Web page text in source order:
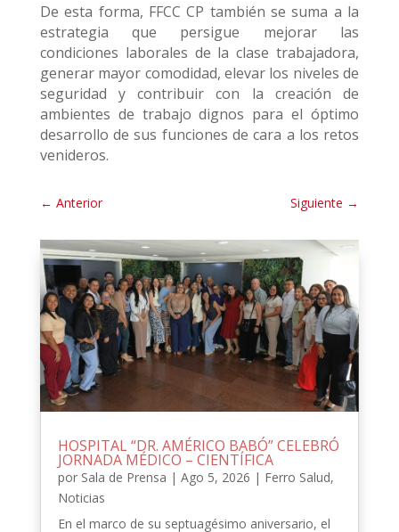
De esta forma, FFCC CP también se suma a la
estrategia que persigue mejorar las
condiciones laborales de la clase trabajadora,
generar mayor comodidad, elevar los niveles de
seguridad y contribuir con la creación de
ambientes de trabajo dignos para el óptimo
desarrollo de sus funciones de cara a los retos
venideros.
← Anterior Siguiente →
HOSPITAL “DR. AMÉRICO BABÓ” CELEBRÓ
JORNADA MÉDICO – CIENTÍFICA
por Sala de Prensa | Ago 5, 2026 | Ferro Salud,
Noticias
En el marco de su septuagésimo aniversario, el